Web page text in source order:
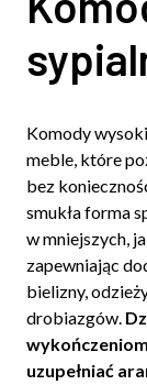
Komody
meble, które
bez
smukła forma
w mniejszych,
zapewniając
bielizny,
drobiazgów.
uzupełniać